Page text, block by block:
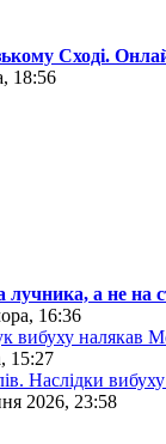
Сході.
18:56
а не на
16:36
вибуху налякав
15:27
Наслідки
2026, 23:58